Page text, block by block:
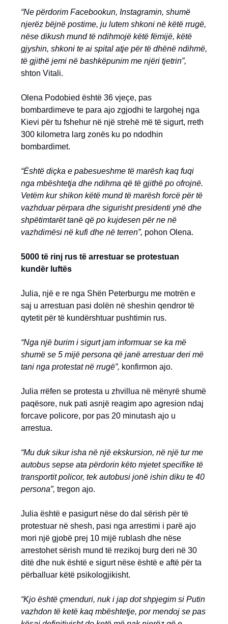
“Ne përdorim Facebookun, Instagramin, shumë
njerëz bëjnë postime, ju lutem shkoni në këtë rrugë,
nëse dikush mund të ndihmojë këtë fëmijë, këtë
gjyshin, shkoni te ai spital atje për të dhënë ndihmë,
të gjithë jemi në bashkëpunim me njëri tjetrin”,
shton Vitali.
Olena Podobied është 36 vjeçe, pas
bombardimeve te para ajo zgjodhi te largohej nga
Kievi për tu fshehur në një strehë më të sigurt, rreth
300 kilometra larg zonës ku po ndodhin
bombardimet.
“Është diçka e pabesueshme të marësh kaq fuqi
nga mbështetja dhe ndihma që të gjithë po ofrojnë.
Vetëm kur shikon këtë mund të marësh forcë për të
vazhduar përpara dhe sigurisht presidenti ynë dhe
shpëtimtarët tanë që po kujdesen për ne në
vazhdimësi në kufi dhe në terren”, pohon Olena.
5000 të rinj rus të arrestuar se protestuan
kundër luftës
Julia, një e re nga Shën Peterburgu me motrën e
saj u arrestuan pasi dolën në sheshin qendror të
qytetit për të kundërshtuar pushtimin rus.
“Nga një burim i sigurt jam informuar se ka më
shumë se 5 mijë persona që janë arrestuar deri më
tani nga protestat në rrugë”, konfirmon ajo.
Julia rrëfen se protesta u zhvillua në mënyrë shumë
paqësore, nuk pati asnjë reagim apo agresion ndaj
forcave policore, por pas 20 minutash ajo u
arrestua.
“Mu duk sikur isha në një ekskursion, në një tur me
autobus sepse ata përdorin këto mjetet specifike të
transportit policor, tek autobusi jonë ishin diku te 40
persona”, tregon ajo.
Julia është e pasigurt nëse do dal sërish për të
protestuar në shesh, pasi nga arrestimi i parë ajo
mori një gjobë prej 10 mijë rublash dhe nëse
arrestohet sërish mund të rrezikoj burg deri në 30
ditë dhe nuk është e sigurt nëse është e aftë për ta
përballuar këtë psikologjikisht.
“Kjo është çmenduri, nuk i jap dot shpjegim si Putin
vazhdon të ketë kaq mbështetje, por mendoj se pas